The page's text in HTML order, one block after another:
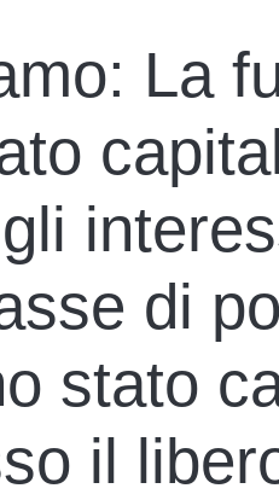
La
di
stato
il